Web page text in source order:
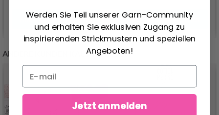
Alle Optionen ansehen Alle Optionen ansehen
ANDERE KUNDEN KAUFTEN AUCH
Werden Sie Teil unserer Garn-Community
und erhalten Sie exklusiven Zugang zu
inspirierenden Strickmustern und speziellen
Angeboten!
Jetzt anmelden